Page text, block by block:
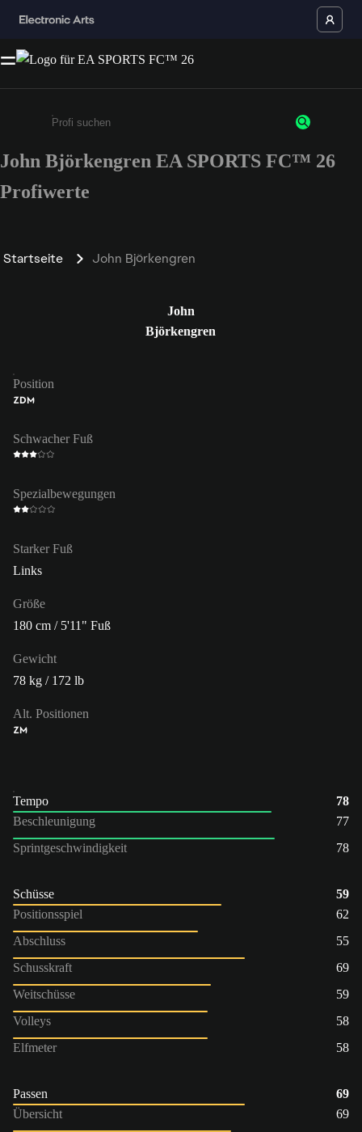
Gib mindestens 3 Zeichen oder Ziffern ein
John Björkengren EA SPORTS FC™ 26
Profiwerte
Startseite John Björkengren
John
Björkengren
Position
ZDM
Schwacher Fuß
Spezialbewegungen
Starker Fuß
Links
Größe
180 cm / 5'11" Fuß
Gewicht
78 kg / 172 lb
Alt. Positionen
ZM
Tempo
78
Beschleunigung
77
Sprintgeschwindigkeit
78
Schüsse
59
Positionsspiel
62
Abschluss
55
Schusskraft
69
Weitschüsse
59
Volleys
58
Elfmeter
58
Passen
69
Übersicht
69